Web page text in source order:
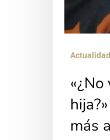
plena
diagnóstico
Actualidad
más